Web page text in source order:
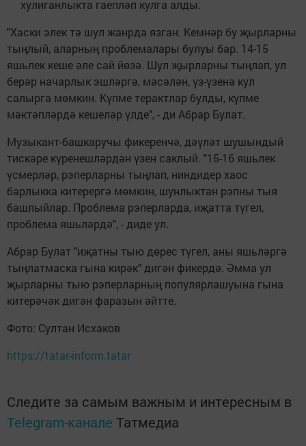
хулиганлыкта гаепләп кулга алды.
"Хаски элек тә шул жанрда язган. Кемнәр бу җырларны
тыңлый, аларның проблемалары булуы бар. 14-15
яшьлек кеше әле сай йөзә. Шул җырларны тыңлап, ул
берәр начарлык эшләргә, мәсәлән, үз-үзенә кул
салырга мөмкин. Күпме терактлар булды, күпме
мәктәпләрдә кешеләр үлде", - ди Абрар Булат.
Музыкант-башкаручы фикеренчә, дәүләт шушындый
тискәре күренешләрдән үзен саклый. "15-16 яшьлек
үсмерләр, рэперларны тыңлап, ниндидер хаос
барлыкка китерергә мөмкин, шунлыктан рэпны тыя
башлыйлар. Проблема рэперларда, иҗатта түгел,
проблема яшьләрдә", - диде ул.
Абрар Булат "иҗатны тыю дөрес түгел, аны яшьләргә
тыңлатмаска гына кирәк" дигән фикердә. Әмма ул
җырларны тыю рэперларның популярлашуына гына
китерәчәк дигән фаразын әйтте.
Фото: Султан Исхаков
https://tatar-inform.tatar
Следите за самым важным и интересным в
Telegram-канале Татмедиа